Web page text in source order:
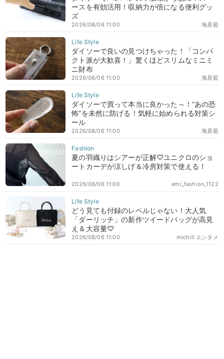
ースを有効活用！収納力が倍になる便利グッ
ズ
海原藍
2026/08/06 11:00
ダイソーで良いの見つけちゃった！「コンパ
クト派が大歓喜！」驚くほどスリムなミニミ
ニ財布
海原藍
2026/08/06 11:00
ダイソーで買って本当に良かった～！“あの恐
怖”を未然に防げる！気軽に始められる対策シ
ール
海原藍
2026/08/06 11:00
夏の羽織りはシアーが正解♡ユニクロのショ
ートカーデが涼しげ＆冷房対策で使える！
emi_fashion_1122
2026/08/06 11:00
どう見ても付録のレベルじゃない！大人気
「ダーリッチ」の新作ツイードバッグが高見
え＆大容量♡
michill エンタメ
2026/08/06 11:00